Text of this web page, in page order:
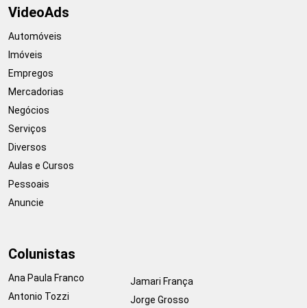
VideoAds
Automóveis
Imóveis
Empregos
Mercadorias
Negócios
Serviços
Diversos
Aulas e Cursos
Pessoais
Anuncie
Colunistas
Ana Paula Franco
Antonio Tozzi
Jamari França
Jorge Grosso